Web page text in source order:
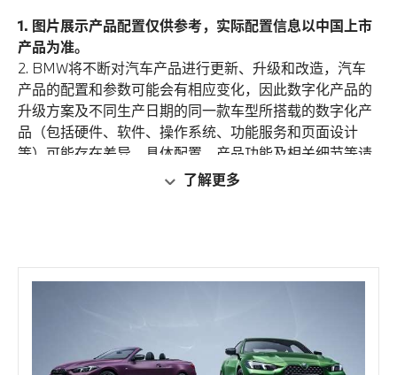
1. 图片展示产品配置仅供参考，实际配置信息以中国上市
产品为准。
2. BMW将不断对汽车产品进行更新、升级和改造，汽车
产品的配置和参数可能会有相应变化，因此数字化产品的
升级方案及不同生产日期的同一款车型所搭载的数字化产
品（包括硬件、软件、操作系统、功能服务和页面设计
等）可能存在差异。具体配置、产品功能及相关细节等请
以BMW授权经销商展示、销售的适用于中国大陆的具体
况可能出现的所有情形。驾驶员对开启该功能的路况判断
法律法规规定的前提下，时刻履行必要的注意义务，并根
据周边环境及时予以干预。若在驾驶过程中发生违章、事
了解更多